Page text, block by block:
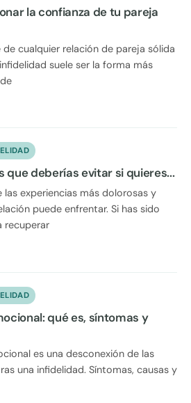
la confianza de tu pareja
de cualquier relación de pareja sólida
suele ser la forma más
que deberías evitar si quieres...
las experiencias más dolorosas y
puede enfrentar. Si has sido
recuperar
qué es, síntomas y
es una desconexión de las
una infidelidad. Síntomas, causas y